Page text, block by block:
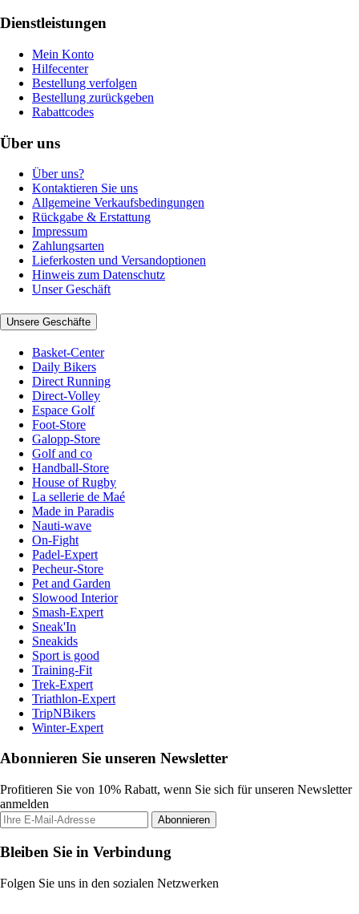
Dienstleistungen
Mein Konto
Hilfecenter
Bestellung verfolgen
Bestellung zurückgeben
Rabattcodes
Über uns
Über uns?
Kontaktieren Sie uns
Allgemeine Verkaufsbedingungen
Rückgabe & Erstattung
Impressum
Zahlungsarten
Lieferkosten und Versandoptionen
Hinweis zum Datenschutz
Unser Geschäft
Unsere Geschäfte
Basket-Center
Daily Bikers
Direct Running
Direct-Volley
Espace Golf
Foot-Store
Galopp-Store
Golf and co
Handball-Store
House of Rugby
La sellerie de Maé
Made in Paradis
Nauti-wave
On-Fight
Padel-Expert
Pecheur-Store
Pet and Garden
Slowood Interior
Smash-Expert
Sneak'In
Sneakids
Sport is good
Training-Fit
Trek-Expert
Triathlon-Expert
TripNBikers
Winter-Expert
Abonnieren Sie unseren Newsletter
Profitieren Sie von 10% Rabatt, wenn Sie sich für unseren Newsletter
anmelden
Abonnieren
Bleiben Sie in Verbindung
Folgen Sie uns in den sozialen Netzwerken